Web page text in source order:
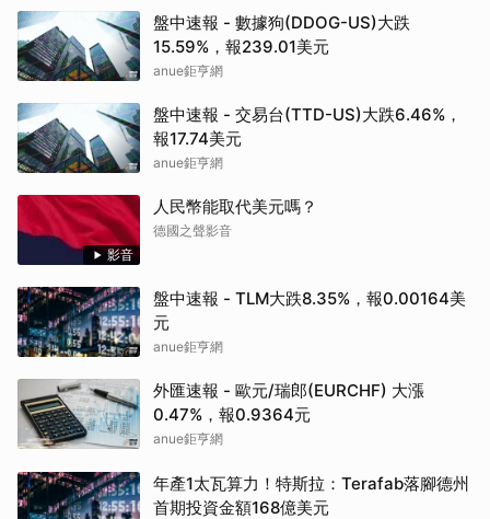
盤中速報 - 數據狗(DDOG-US)大跌
15.59%，報239.01美元
anue鉅亨網
盤中速報 - 交易台(TTD-US)大跌6.46%，
報17.74美元
anue鉅亨網
影音
人民幣能取代美元嗎？
德國之聲影音
盤中速報 - TLM大跌8.35%，報0.00164美
元
anue鉅亨網
外匯速報 - 歐元/瑞郎(EURCHF) 大漲
0.47%，報0.9364元
anue鉅亨網
年產1太瓦算力！特斯拉：Terafab落腳德州
首期投資金額168億美元